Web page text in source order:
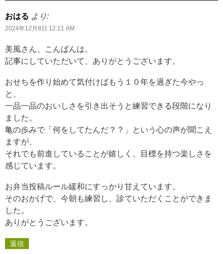
おはる より:
2024年12月8日 12:11 AM
美風さん、こんばんは。
記事にしていただいて、ありがとうございます。
おせちを作り始めて気付けばもう１０年を過ぎた今やっ
と、
一品一品のおいしさを引き出そうと練習できる段階になり
ました。
亀の歩みで「何をしてたんだ？？」という心の声が聞こえ
ますが、
それでも前進していることが嬉しく、目標を持つ楽しさを
感じています。
お弁当投稿ルール緩和にすっかり甘えています。
そのおかげで、今朝も練習し、診ていただくことができま
した。
ありがとうございます。
返信